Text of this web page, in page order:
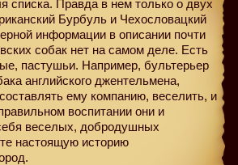
списка. Правда в нем только о двух
Бурбуль и Чехословацкий
информации в описании почти
собак нет на самом деле. Есть
пастушьи. Например, бультерьер
английского джентельмена,
ему компанию, веселить, и
воспитании они и
веселых, добродушных
настоящую историю